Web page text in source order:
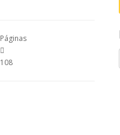
Páginas
108